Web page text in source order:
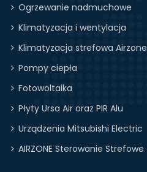
Ogrzewanie nadmuchowe
Klimatyzacja i wentylacja
Klimatyzacja strefowa Airzone
Pompy ciepła
Fotowoltaika
Płyty Ursa Air oraz PIR Alu
Urządzenia Mitsubishi Electric
AIRZONE Sterowanie Strefowe